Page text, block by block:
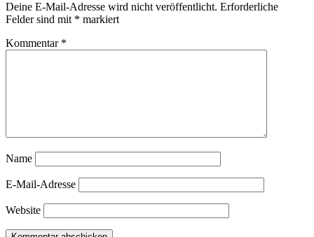
Deine E-Mail-Adresse wird nicht veröffentlicht. Erforderliche
Felder sind mit * markiert
Kommentar *
Name
E-Mail-Adresse
Website